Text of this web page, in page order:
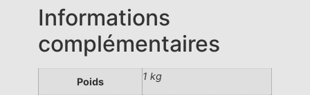
Informations
complémentaires
Poids 1 kg